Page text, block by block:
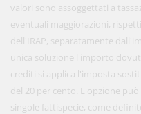
valori sono assoggettati a
eventuali maggiorazioni,
dell'IRAP, separatamente
unica soluzione l'importo
crediti si applica l'imposta
del 20 per cento. L'opzione
singole fattispecie, come